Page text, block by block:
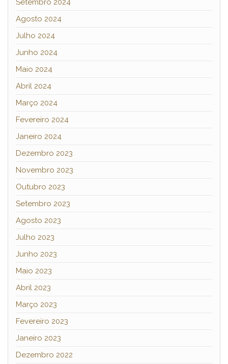
Setembro 2024
Agosto 2024
Julho 2024
Junho 2024
Maio 2024
Abril 2024
Março 2024
Fevereiro 2024
Janeiro 2024
Dezembro 2023
Novembro 2023
Outubro 2023
Setembro 2023
Agosto 2023
Julho 2023
Junho 2023
Maio 2023
Abril 2023
Março 2023
Fevereiro 2023
Janeiro 2023
Dezembro 2022